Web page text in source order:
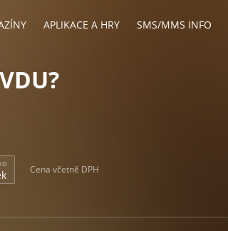
APLIKACE A HRY SMS/MMS INFO
Cena včetně DPH